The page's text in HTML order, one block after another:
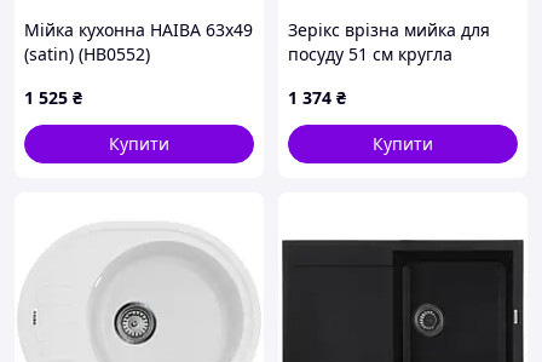
Мійка кухонна HAIBA 63x49
(satin) (HB0552)
1 525 ₴
Купити
Зерікс врізна мийка для
посуду 51 см кругла
1 374 ₴
Купити